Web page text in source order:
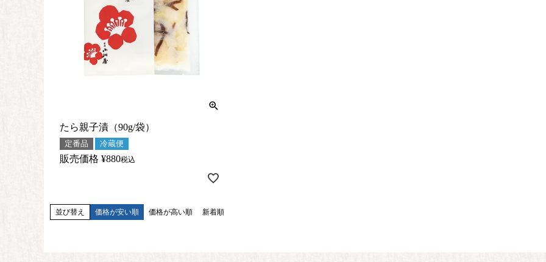
たら親子漬（90g/袋）
定番品 冷蔵便
販売価格 ¥880税込
並び替え 価格が安い順 価格が高い順 新着順